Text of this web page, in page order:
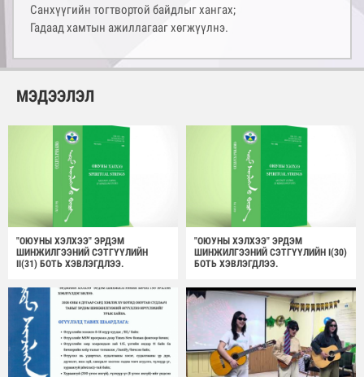
Санхүүгийн тогтвортой байдлыг хангах;
Гадаад хамтын ажиллагааг хөгжүүлнэ.
МЭДЭЭЛЭЛ
"ОЮУНЫ ХЭЛХЭЭ" ЭРДЭМ
ШИНЖИЛГЭЭНИЙ СЭТГҮҮЛИЙН
II(31) БОТЬ ХЭВЛЭГДЛЭЭ.
"ОЮУНЫ ХЭЛХЭЭ" ЭРДЭМ
ШИНЖИЛГЭЭНИЙ СЭТГҮҮЛИЙН I(30)
БОТЬ ХЭВЛЭГДЛЭЭ.